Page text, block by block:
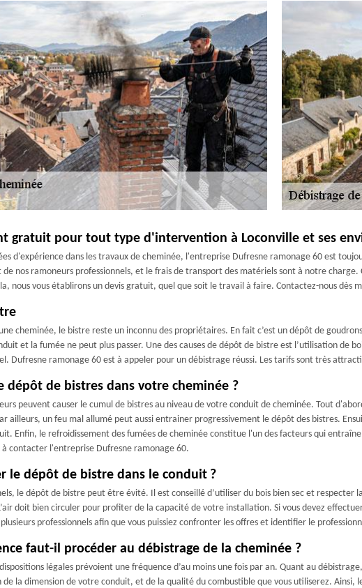
gratuit pour tout type d'intervention à Loconville et ses
d'expérience dans les travaux de cheminée, l'entreprise Dufresne ramonage 60 est
nos ramoneurs professionnels, et le frais de transport des matériels sont à notre
nous vous établirons un devis gratuit, quel que soit le travail à faire. Contactez-nous dès
cheminée, le bistre reste un inconnu des propriétaires. En fait c’est un dépôt de
et la fumée ne peut plus passer. Une des causes de dépôt de bistre est l’utilisation de
Dufresne ramonage 60 est à appeler pour un débistrage réussi. Les tarifs sont très
dépôt de bistres dans votre cheminée ?
peuvent causer le cumul de bistres au niveau de votre conduit de cheminée. Tout
ailleurs, un feu mal allumé peut aussi entrainer progressivement le dépôt des bistres.
Enfin, le refroidissement des fumées de cheminée constitue l'un des facteurs qui
à contacter l'entreprise Dufresne ramonage 60.
le dépôt de bistre dans le conduit ?
le dépôt de bistre peut être évité. Il est conseillé d’utiliser du bois bien sec et
doit bien circuler pour profiter de la capacité de votre installation. Si vous devez
professionnels afin que vous puissiez confronter les offres et identifier le
faut-il procéder au débistrage de la cheminée ?
légales prévoient une fréquence d’au moins une fois par an. Quant au
la dimension de votre conduit, et de la qualité du combustible que vous utiliserez. Ainsi,